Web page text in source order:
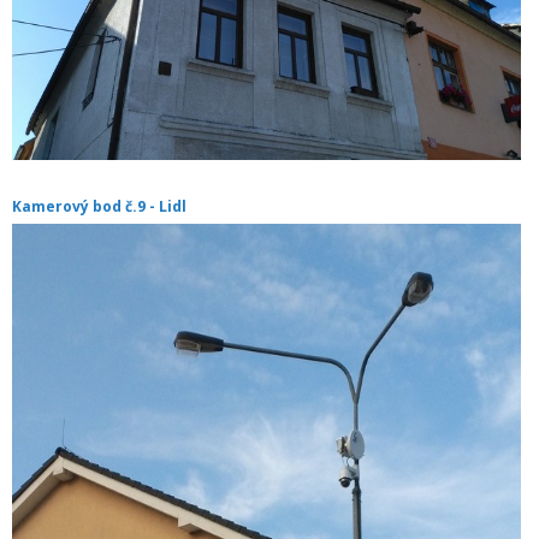
Kamerový bod č.9 - Lidl